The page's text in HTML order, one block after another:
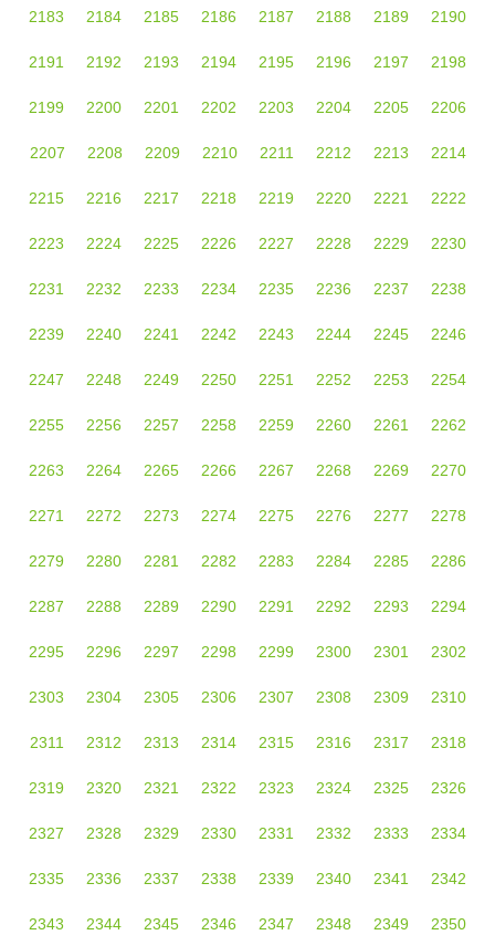
2183 2184 2185 2186 2187 2188 2189 2190
2191 2192 2193 2194 2195 2196 2197 2198
2199 2200 2201 2202 2203 2204 2205 2206
2207 2208 2209 2210 2211 2212 2213 2214
2215 2216 2217 2218 2219 2220 2221 2222
2223 2224 2225 2226 2227 2228 2229 2230
2231 2232 2233 2234 2235 2236 2237 2238
2239 2240 2241 2242 2243 2244 2245 2246
2247 2248 2249 2250 2251 2252 2253 2254
2255 2256 2257 2258 2259 2260 2261 2262
2263 2264 2265 2266 2267 2268 2269 2270
2271 2272 2273 2274 2275 2276 2277 2278
2279 2280 2281 2282 2283 2284 2285 2286
2287 2288 2289 2290 2291 2292 2293 2294
2295 2296 2297 2298 2299 2300 2301 2302
2303 2304 2305 2306 2307 2308 2309 2310
2311 2312 2313 2314 2315 2316 2317 2318
2319 2320 2321 2322 2323 2324 2325 2326
2327 2328 2329 2330 2331 2332 2333 2334
2335 2336 2337 2338 2339 2340 2341 2342
2343 2344 2345 2346 2347 2348 2349 2350